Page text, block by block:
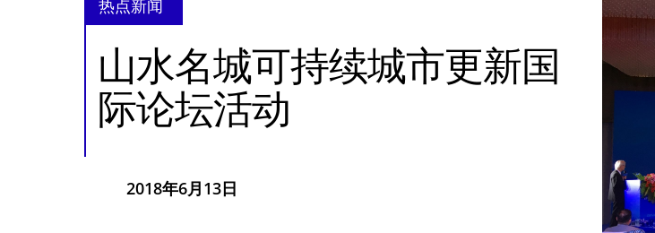
热点新闻
山水名城可持续城市更新国
际论坛活动
2018年6月13日